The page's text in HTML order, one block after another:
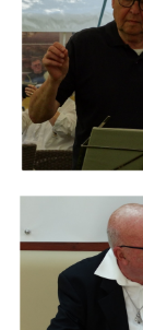
ARMCHAIR